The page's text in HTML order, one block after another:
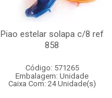
Piao estelar solapa c/8 ref
858
Código: 571265
Embalagem: Unidade
Caixa Com: 24 Unidade(s)